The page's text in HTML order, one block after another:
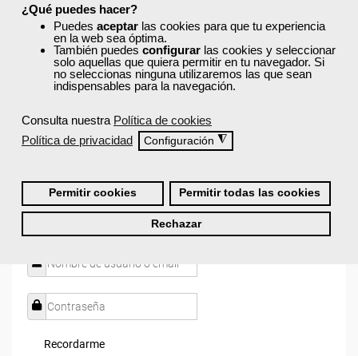
¿Qué puedes hacer?
Puedes aceptar las cookies para que tu experiencia
en la web sea óptima.
También puedes configurar las cookies y seleccionar
solo aquellas que quiera permitir en tu navegador. Si
no seleccionas ninguna utilizaremos las que sean
indispensables para la navegación.
Consulta nuestra Política de cookies
Política de privacidad
Configuración ◮
Permitir cookies Permitir todas las cookies
Rechazar
Actualmenteeste curso está cerradoy no hay plazas
disponibles.
tu sector profesional y tus preferencias formativas. Si ya
estás registrado, inicia sesión a continuación y filtra tu
búsqueda para encontrar los cursos que se ajusten a tu
Recordarme